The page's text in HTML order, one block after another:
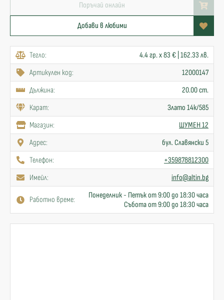
Поръчай онлайн
Добави в любими
Тегло:
4.4 гр. x 83 € | 162.33 лв.
Артикулен код:
12000147
Дължина:
20.00 cm.
Карат:
Злато 14к/585
Mагазин:
ШУМЕН 12
Адрес:
бул. Славянски 5
Телефон:
+359878812300
Имейл:
info@altin.bg
Работно време:
Понеделник - Петък от 9:00 до 18:30 часа
Събота от 9:00 до 18:30 часа